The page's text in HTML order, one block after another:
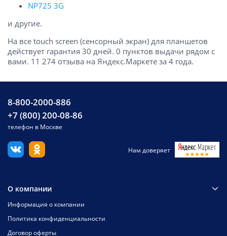
NP725 3G
и другие.
На все touch screen (сенсорный экран) для планшетов
действует гарантия 30 дней. 0 пунктов выдачи рядом с
вами. 11 274 отзыва на Яндекс.Маркете за 4 года.
8-800-2000-886
+7 (800) 200-08-86
телефон в Москве
Нам доверяет
О компании
Информация о компании
Политика конфиденциальности
Договор оферты